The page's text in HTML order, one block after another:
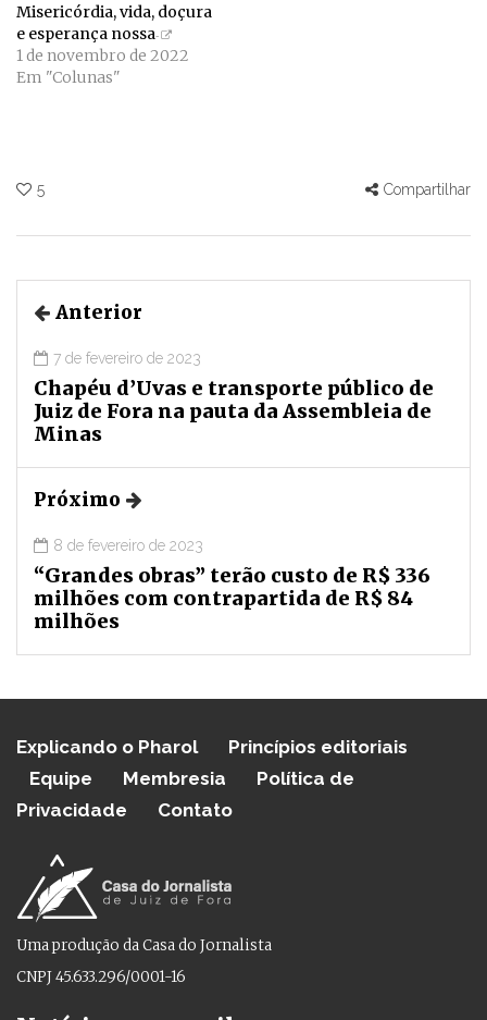
Misericórdia, vida, doçura
e esperança nossa
1 de novembro de 2022
Em "Colunas"
5 Compartilhar
Anterior
7 de fevereiro de 2023
Chapéu d’Uvas e transporte público de
Juiz de Fora na pauta da Assembleia de
Minas
Próximo
8 de fevereiro de 2023
“Grandes obras” terão custo de R$ 336
milhões com contrapartida de R$ 84
milhões
Explicando o Pharol
Princípios editoriais
Equipe
Membresia
Política de
Privacidade
Contato
Uma produção da Casa do Jornalista
CNPJ 45.633.296/0001-16